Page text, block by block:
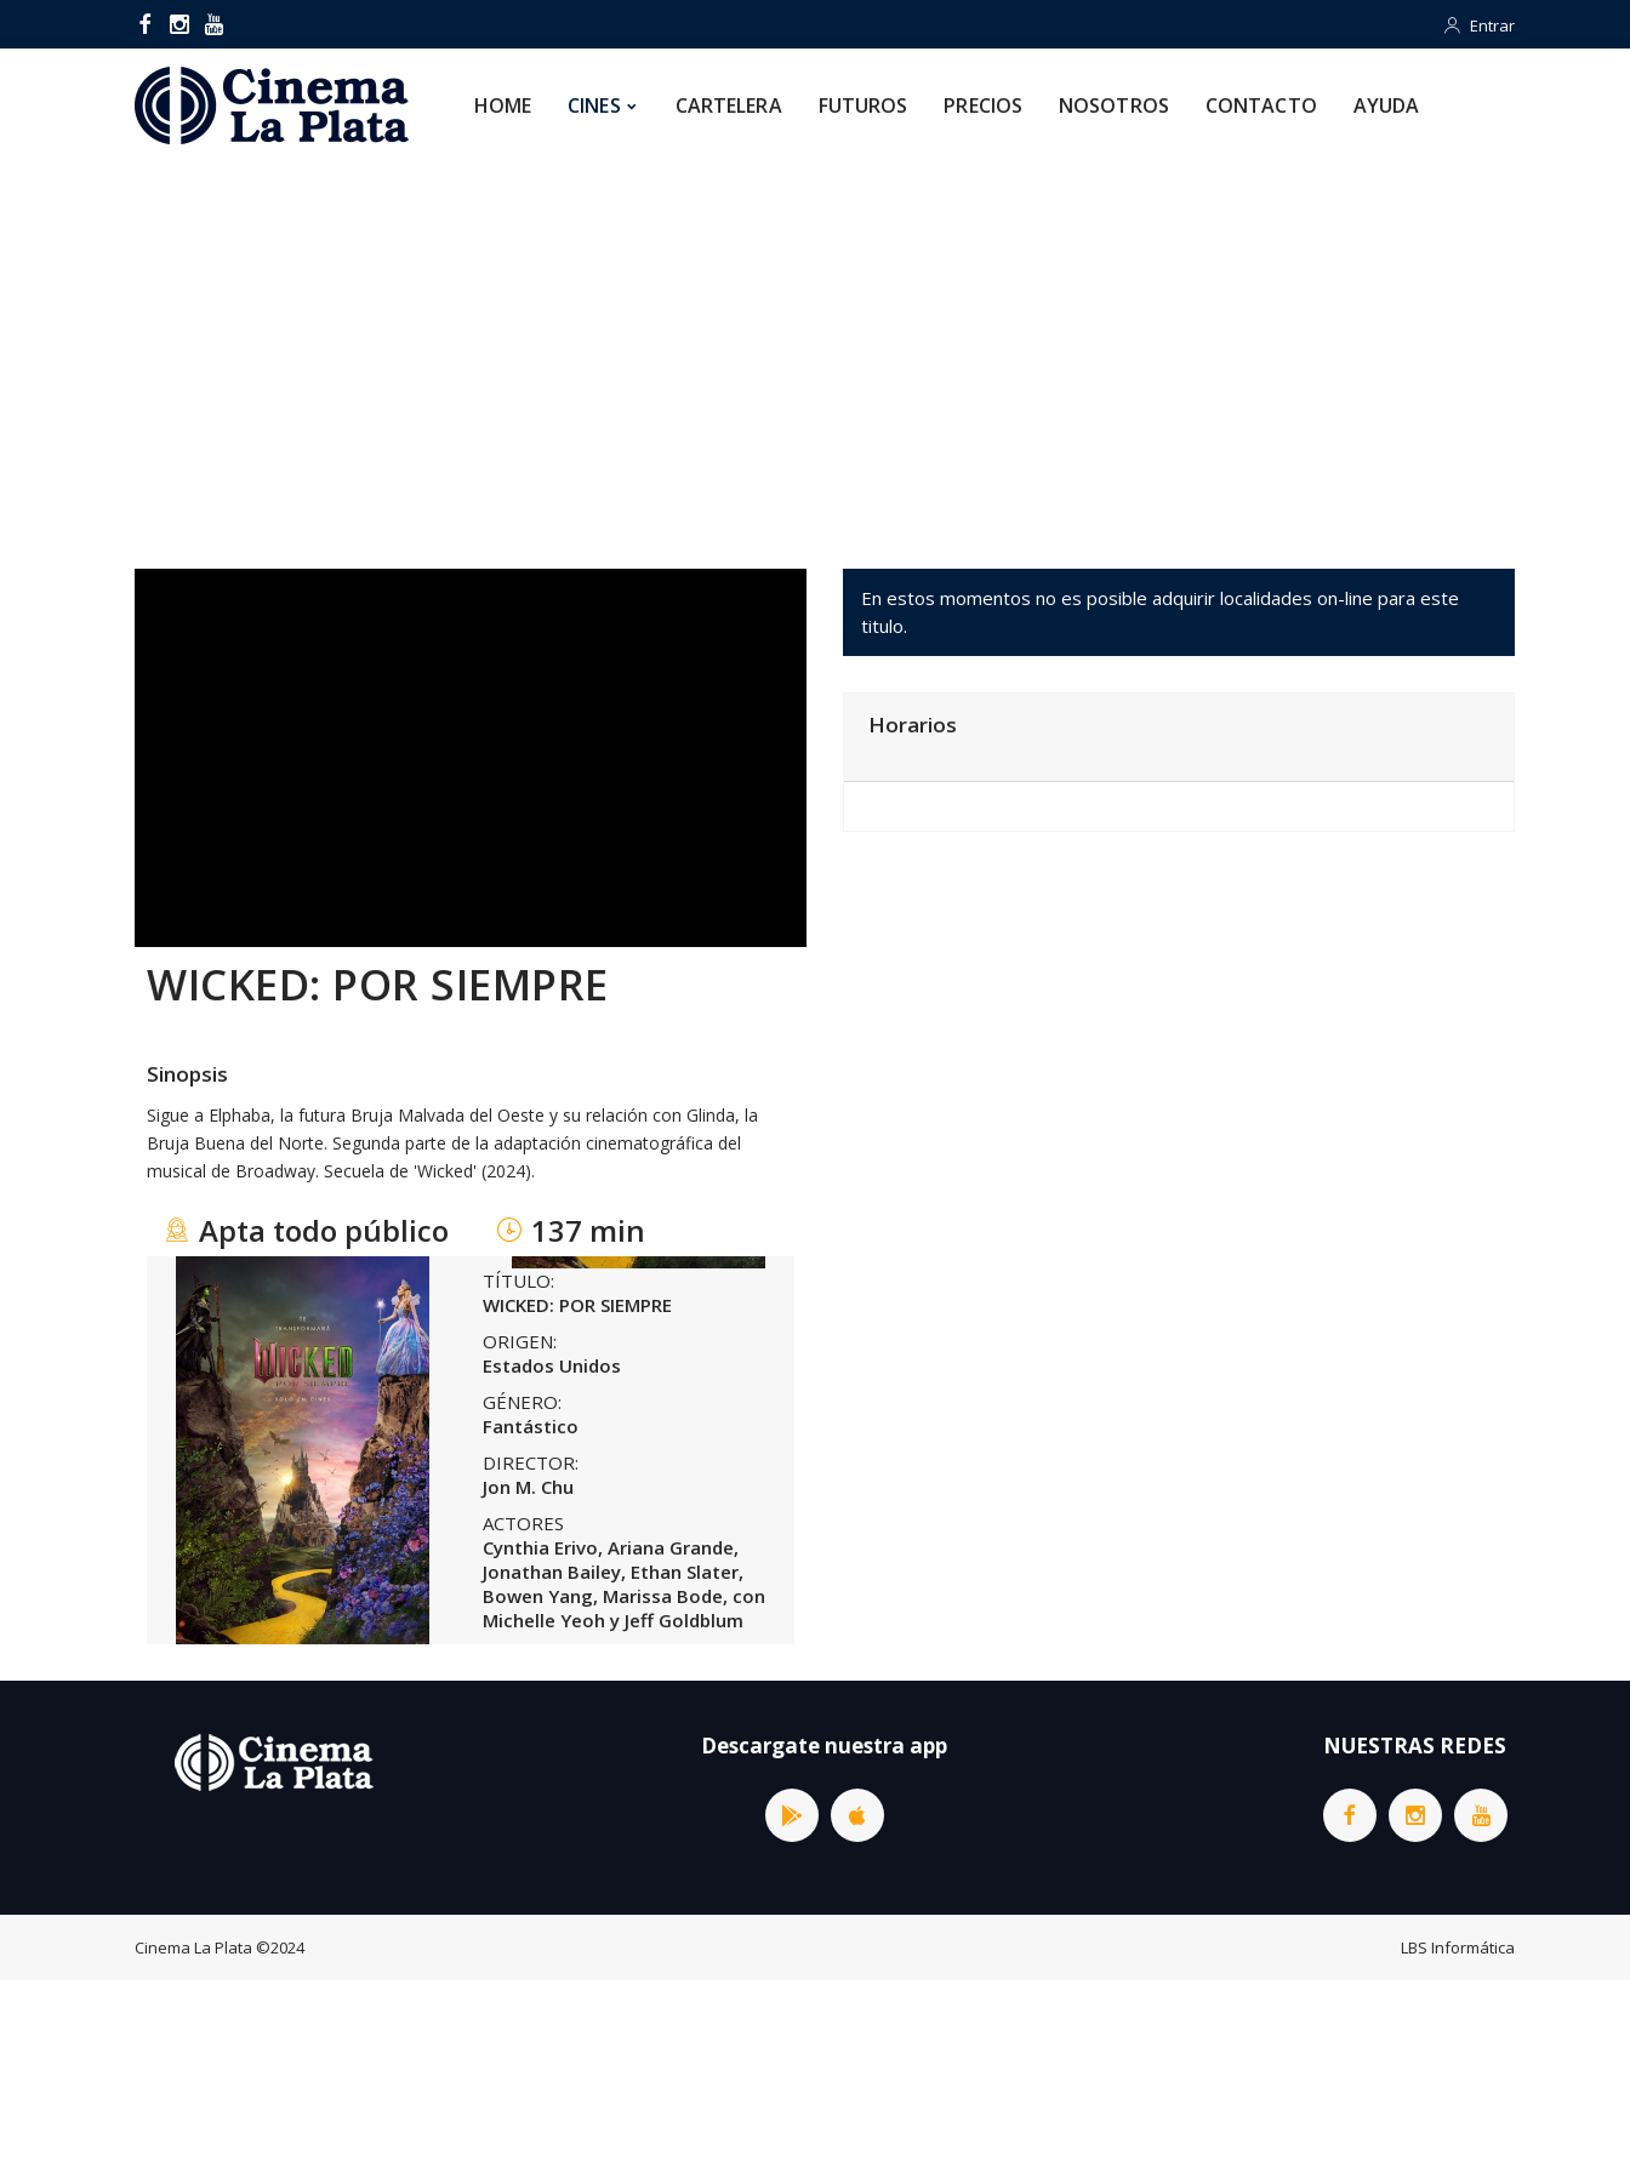
Entrar
Entrar
HOME CINES CARTELERA FUTUROS PRECIOS NOSOTROS CONTACTO AYUDA
WICKED: POR SIEMPRE
Sinopsis
Sigue a Elphaba, la futura Bruja Malvada del Oeste y su relación con Glinda, la
Bruja Buena del Norte. Segunda parte de la adaptación cinematográfica del
musical de Broadway. Secuela de 'Wicked' (2024).
Apta todo público 137 min
TÍTULO:
WICKED: POR SIEMPRE
ORIGEN:
Estados Unidos
GÉNERO:
Fantástico
DIRECTOR:
Jon M. Chu
ACTORES
Cynthia Erivo, Ariana Grande,
Jonathan Bailey, Ethan Slater,
Bowen Yang, Marissa Bode, con
Michelle Yeoh y Jeff Goldblum
En estos momentos no es posible adquirir localidades on-line para este
titulo.
Horarios
Descargate nuestra app NUESTRAS REDES
Cinema La Plata ©2024 LBS Informática